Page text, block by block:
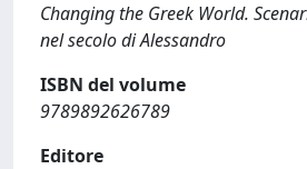
Changing the Greek World.
nel secolo di Alessandro
ISBN del volume
9789892626789
Editore